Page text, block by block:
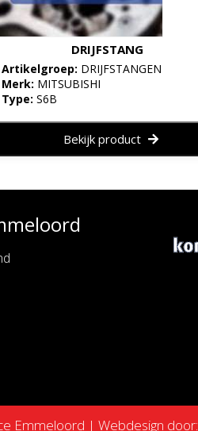
DRIJFSTANG
Artikelgroep: DRIJFSTANGEN
Merk: MITSUBISHI
Type: S6B
Bekijk product
Emmeloord | Webdesign door: